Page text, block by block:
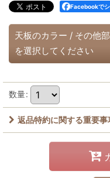
Facebookで
天板のカラー / その他
を選択してください
数量:
返品特約に関する重要事